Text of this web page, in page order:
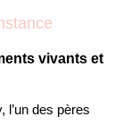
vivants et
l’un des pères